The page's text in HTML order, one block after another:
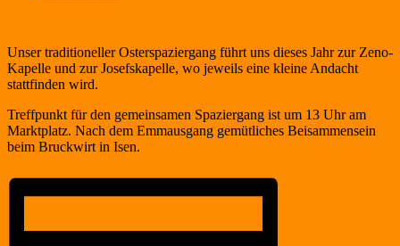
Unser traditioneller Osterspaziergang führt uns dieses Jahr zur Zeno-
Kapelle und zur Josefskapelle, wo jeweils eine kleine Andacht
stattfinden wird.
Treffpunkt für den gemeinsamen Spaziergang ist um 13 Uhr am
Marktplatz. Nach dem Emmausgang gemütliches Beisammensein
beim Bruckwirt in Isen.